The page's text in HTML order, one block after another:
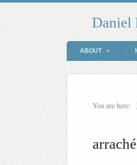
Daniel
ABOUT
You are here:
arraché